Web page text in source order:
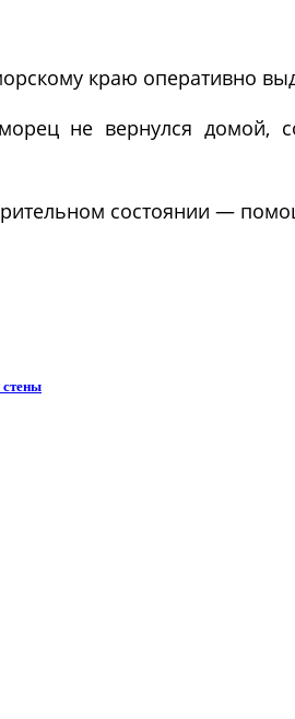
краю оперативно
не вернулся домой,
состоянии —
стены